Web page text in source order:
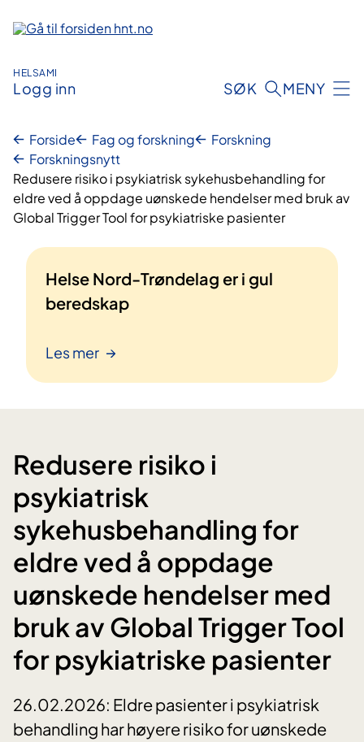
innhold
HELSAMI
Logg inn SØK MENY
Forside Fag og forskning
Forskning
Forskningsnytt
Redusere risiko i psykiatrisk sykehusbehandling for
eldre ved å oppdage uønskede hendelser med bruk av
Global Trigger Tool for psykiatriske pasienter
Helse Nord-Trøndelag er i gul
beredskap
Les mer
Redusere risiko i
psykiatrisk
sykehusbehandling for
eldre ved å oppdage
uønskede hendelser med
bruk av Global Trigger Tool
for psykiatriske pasienter
26.02.2026: Eldre pasienter i psykiatrisk
behandling har høyere risiko for uønskede